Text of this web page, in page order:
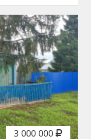
3 000 000